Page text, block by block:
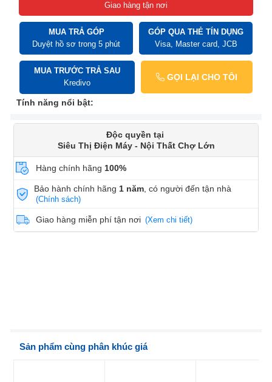
Giao hàng tận nơi
MUA TRẢ GÓP
Duyệt hồ sơ trong 5 phút
GÓP QUA THẺ TÍN DỤNG
Visa, Master card, JCB
MUA TRƯỚC TRẢ SAU
Kredivo
GỌI LẠI CHO TÔI
Tính năng nổi bật:
Độc quyền tại
Siêu Thị Điện Máy - Nội Thất Chợ Lớn
Hàng chính hãng 100%
Bảo hành chính hãng 1 năm , có người đến tận nhà
(Chính sách)
Giao hàng miễn phí tận nơi (Xem chi tiết)
Sản phẩm cùng phân khúc giá